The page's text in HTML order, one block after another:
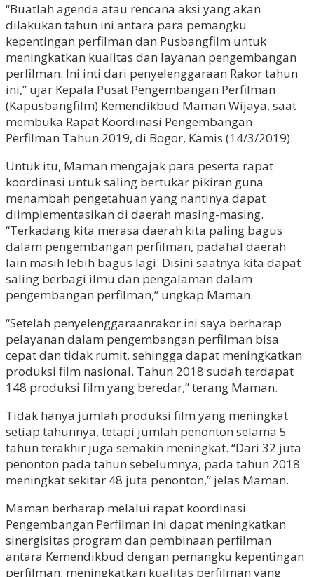
“Buatlah agenda atau rencana aksi yang akan
dilakukan tahun ini antara para pemangku
kepentingan perfilman dan Pusbangfilm untuk
meningkatkan kualitas dan layanan pengembangan
perfilman. Ini inti dari penyelenggaraan Rakor tahun
ini,” ujar Kepala Pusat Pengembangan Perfilman
(Kapusbangfilm) Kemendikbud Maman Wijaya, saat
membuka Rapat Koordinasi Pengembangan
Perfilman Tahun 2019, di Bogor, Kamis (14/3/2019).
Untuk itu, Maman mengajak para peserta rapat
koordinasi untuk saling bertukar pikiran guna
menambah pengetahuan yang nantinya dapat
diimplementasikan di daerah masing-masing.
“Terkadang kita merasa daerah kita paling bagus
dalam pengembangan perfilman, padahal daerah
lain masih lebih bagus lagi. Disini saatnya kita dapat
saling berbagi ilmu dan pengalaman dalam
pengembangan perfilman,” ungkap Maman.
“Setelah penyelenggaraanrakor ini saya berharap
pelayanan dalam pengembangan perfilman bisa
cepat dan tidak rumit, sehingga dapat meningkatkan
produksi film nasional. Tahun 2018 sudah terdapat
148 produksi film yang beredar,” terang Maman.
Tidak hanya jumlah produksi film yang meningkat
setiap tahunnya, tetapi jumlah penonton selama 5
tahun terakhir juga semakin meningkat. “Dari 32 juta
penonton pada tahun sebelumnya, pada tahun 2018
meningkat sekitar 48 juta penonton,” jelas Maman.
Maman berharap melalui rapat koordinasi
Pengembangan Perfilman ini dapat meningkatkan
sinergisitas program dan pembinaan perfilman
antara Kemendikbud dengan pemangku kepentingan
perfilman; meningkatkan kualitas perfilman yang